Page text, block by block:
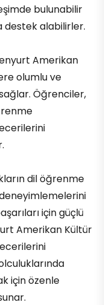
bulunabilir
destek alabilirler.
Amerikan
olumlu ve
Öğrenciler,
dil öğrenme
için güçlü
Amerikan Kültür
için özenle